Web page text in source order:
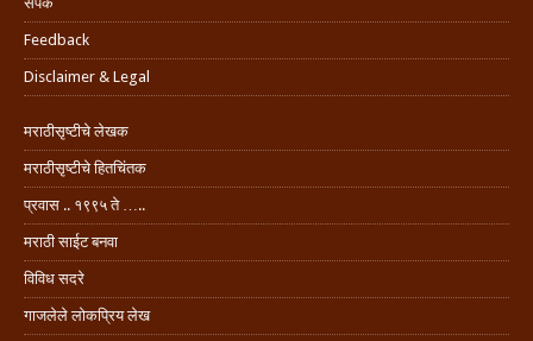
Feedback
Disclaimer & Legal
मराठीसृष्टीचे लेखक
मराठीसृष्टीचे हितचिंतक
प्रवास .. १९९५ ते …..
मराठी साईट बनवा
विविध सदरे
गाजलेले लोकप्रिय लेख